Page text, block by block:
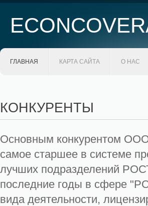
ГЛАВНАЯ КАРТА САЙТА О НАС
КОНКУРЕНТЫ
Основным конкурентом
самое старшее в системе
лучших подразделений
последние годы в сфере
вида деятельности,